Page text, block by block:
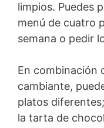
limpios. Puedes
menú de cuatro
semana o pedir
En combinación
cambiante,
platos
la tarta de